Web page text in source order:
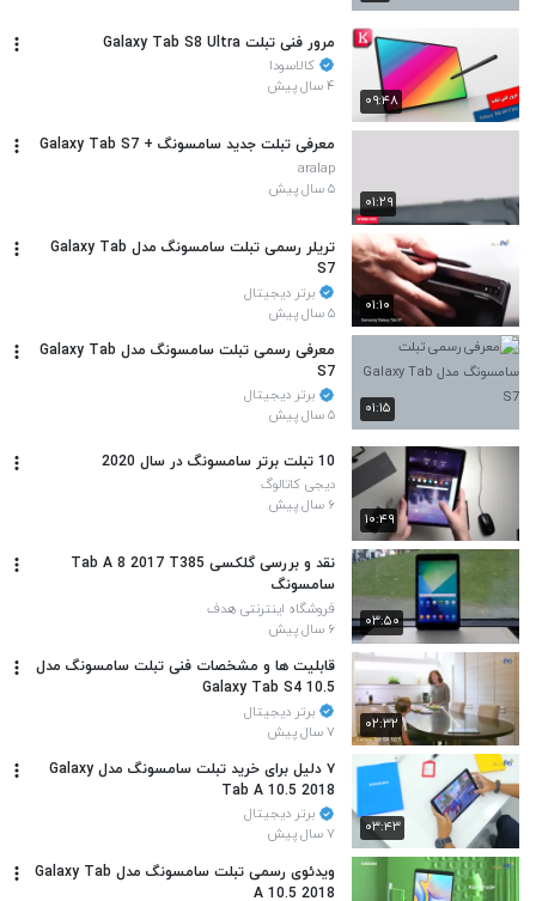
۰۹:۴۸
مرور فنی تبلت Galaxy Tab S8 Ultra
کالاسودا
۴ سال پیش
۰۱:۲۹
معرفی تبلت جدید سامسونگ + Galaxy Tab S7
aralap
۵ سال پیش
۰۱:۱۰
تریلر رسمی تبلت‌ سامسونگ مدل‌ Galaxy Tab
S7
برتر دیجیتال
۵ سال پیش
۰۱:۱۵
معرفی رسمی تبلت‌ سامسونگ مدل‌ Galaxy Tab
S7
برتر دیجیتال
۵ سال پیش
۱۰:۴۹
10 تبلت برتر سامسونگ در سال 2020
دیجی کاتالوگ
۶ سال پیش
۰۳:۵۰
نقد و بررسی گلکسی Tab A 8 2017 T385
سامسونگ
فروشگاه اینترنتی هدف
۶ سال پیش
۰۲:۳۲
قابلیت ها و مشخصات فنی تبلت سامسونگ مدل
Galaxy Tab S4 10.5
برتر دیجیتال
۷ سال پیش
۰۳:۴۳
۷ دلیل برای خرید تبلت سامسونگ مدل Galaxy
Tab A 10.5 2018
برتر دیجیتال
۷ سال پیش
ویدئوی رسمی تبلت سامسونگ مدل Galaxy Tab
A 10.5 2018